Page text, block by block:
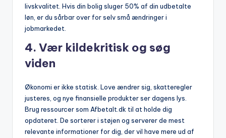
livskvalitet. Hvis din bolig sluger 50% af din udbetalte
løn, er du sårbar over for selv små ændringer i
jobmarkedet.
4. Vær kildekritisk og søg
viden
Økonomi er ikke statisk. Love ændrer sig, skatteregler
justeres, og nye finansielle produkter ser dagens lys.
Brug ressourcer som Afbetalt.dk til at holde dig
opdateret. De sorterer i støjen og serverer de mest
relevante informationer for dig, der vil have mere ud af